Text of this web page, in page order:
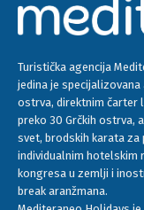
Turistička agencija
jedina je
ostrva, direktnim čarter
preko 30 Grčkih ostrva,